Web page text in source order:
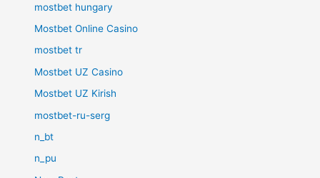
mostbet hungary
Mostbet Online Casino
mostbet tr
Mostbet UZ Casino
Mostbet UZ Kirish
mostbet-ru-serg
n_bt
n_pu